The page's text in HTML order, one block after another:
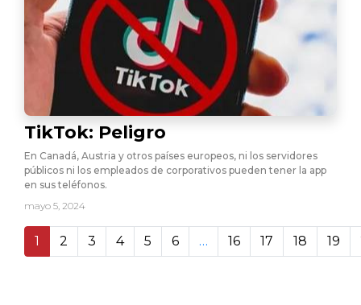
TikTok: Peligro
En Canadá, Austria y otros países europeos, ni los servidores
públicos ni los empleados de corporativos pueden tener la app
en sus teléfonos.
mayo 5, 2024
1 2 3 4 5 6 … 16 17 18 19